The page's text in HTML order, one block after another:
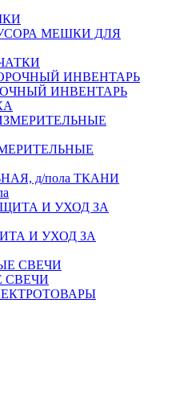
МЕШКИ ДЛЯ
ИНВЕНТАРЬ
ТКАНИ
И УХОД ЗА
СВЕЧИ